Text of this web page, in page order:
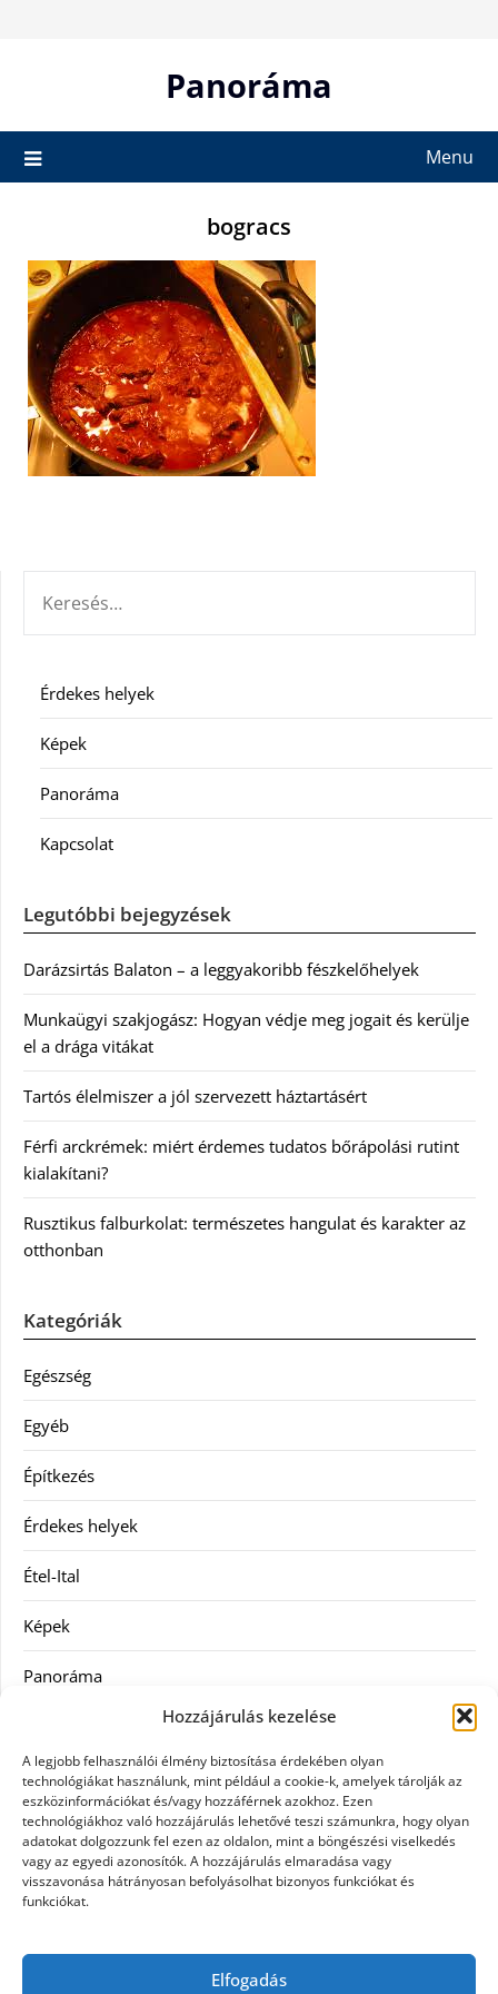
Hozzájárulás kezelése
A legjobb felhasználói élmény biztosítása érdekében olyan
technológiákat használunk, mint például a cookie-k, amelyek tárolják az
eszközinformációkat és/vagy hozzáférnek azokhoz. Ezen
technológiákhoz való hozzájárulás lehetővé teszi számunkra, hogy olyan
adatokat dolgozzunk fel ezen az oldalon, mint a böngészési viselkedés
vagy az egyedi azonosítók. A hozzájárulás elmaradása vagy
visszavonása hátrányosan befolyásolhat bizonyos funkciókat és
funkciókat.
Elfogadás
Panoráma
Menu
bogracs
Érdekes helyek
Képek
Panoráma
Kapcsolat
Legutóbbi bejegyzések
Darázsirtás Balaton – a leggyakoribb fészkelőhelyek
Munkaügyi szakjogász: Hogyan védje meg jogait és kerülje
el a drága vitákat
Tartós élelmiszer a jól szervezett háztartásért
Férfi arckrémek: miért érdemes tudatos bőrápolási rutint
kialakítani?
Rusztikus falburkolat: természetes hangulat és karakter az
otthonban
Kategóriák
Egészség
Egyéb
Építkezés
Érdekes helyek
Étel-Ital
Képek
Panoráma
Szolgáltatás
Vásárlás
Webáruházak